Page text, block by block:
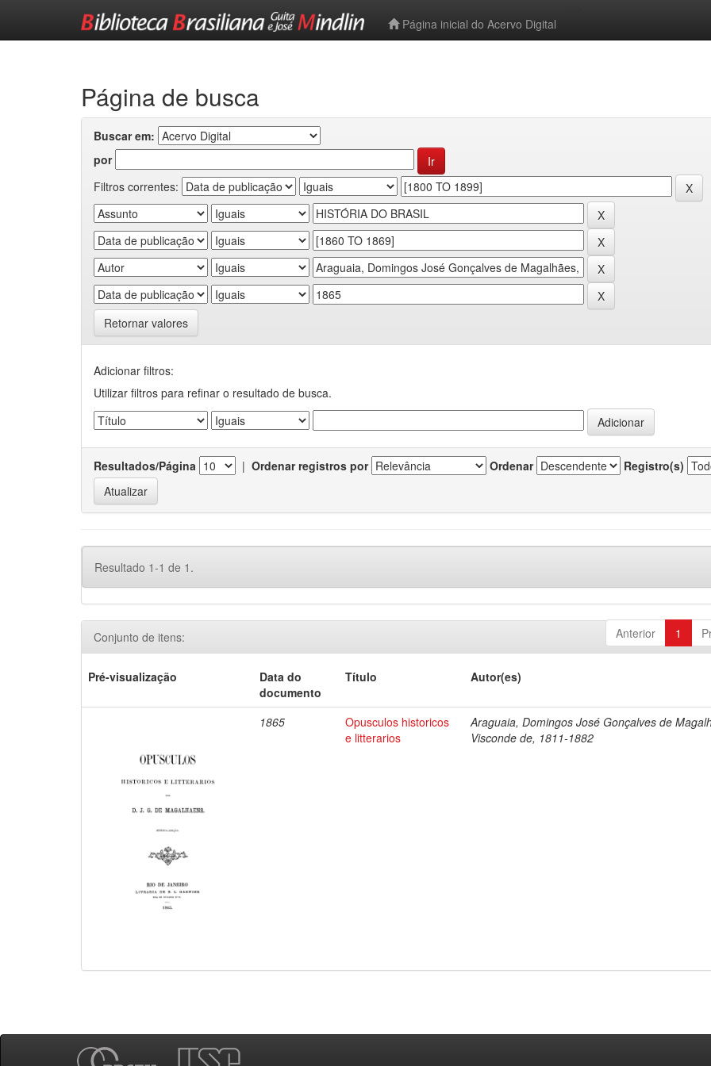
Página inicial do Acervo Digital
Página de busca
Buscar em:
por
Filtros correntes:
Retornar valores
Adicionar filtros:
Utilizar filtros para refinar o resultado de busca.
Resultados/Página | Ordenar registros por Ordenar Registro(s)
Resultado 1-1 de 1.
Anterior 1
Conjunto de itens:
Pré-visualização
Data do
documento
Título Autor(es)
1865
Opusculos historicos
e litterarios
Araguaia, Domingos José Gonçalves de
Visconde de, 1811-1882